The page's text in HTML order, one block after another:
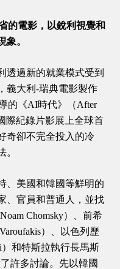
的電影，以銳利視覺和
象。
透過新的就業模式受到
義大利-瑞典電影製作
的《AI時代》（After
際紀錄片影展上全球首
奇卻不完全投入的冷
。
、美國和韓國等鮮明的
、官員和普通人，並找
Chomsky）、前希
）、以色列歷
）和特斯拉執行長馬斯
許多討論。先以韓國